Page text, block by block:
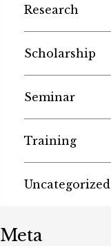
Research
Scholarship
Seminar
Training
Uncategorized
Meta